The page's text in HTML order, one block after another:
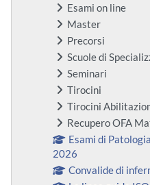
Esami on line
Master
Precorsi
Scuole di
Seminari
Tirocini
Tirocini
Recupero OFA
Esami di
2026
Convalide di